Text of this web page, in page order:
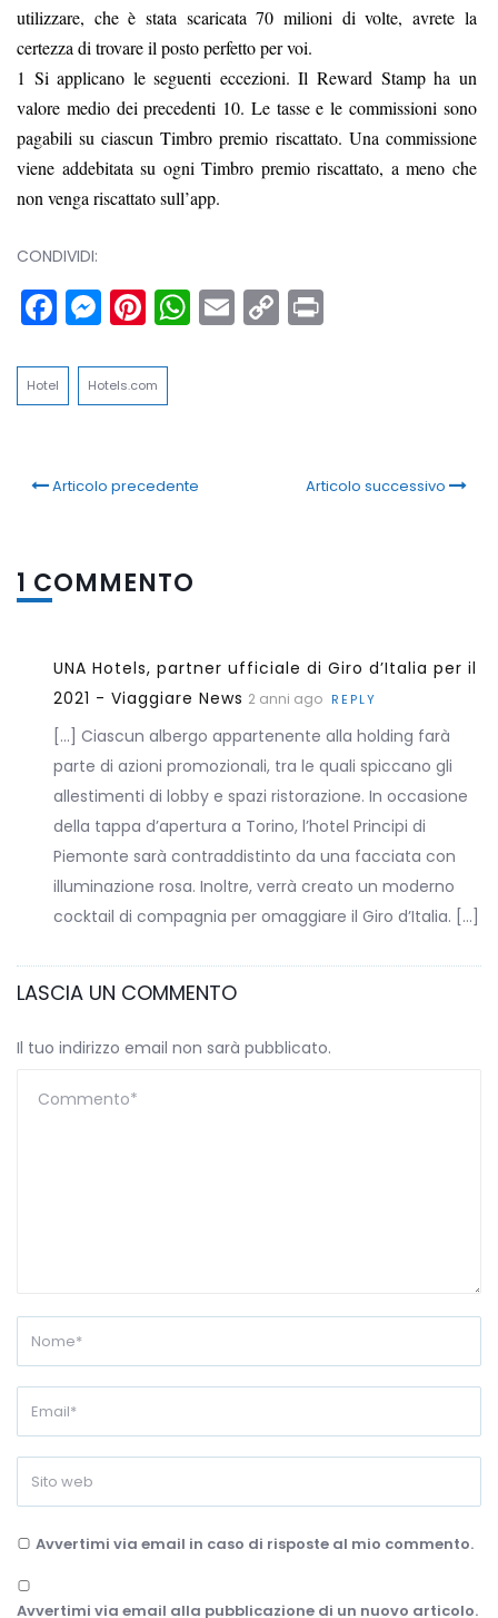
utilizzare, che è stata scaricata 70 milioni di volte, avrete la
certezza di trovare il posto perfetto per voi.
1 Si applicano le seguenti eccezioni. Il Reward Stamp ha un
valore medio dei precedenti 10. Le tasse e le commissioni sono
pagabili su ciascun Timbro premio riscattato. Una commissione
viene addebitata su ogni Timbro premio riscattato, a meno che
non venga riscattato sull’app.
CONDIVIDI:
Facebook
Messenger
Pinterest
WhatsApp
Email
Copy
Link
Hotel Hotels.com
Articolo precedente Articolo successivo
1 COMMENTO
UNA Hotels, partner ufficiale di Giro d’Italia per il
2021 - Viaggiare News 2 anni ago REPLY
[…] Ciascun albergo appartenente alla holding farà
parte di azioni promozionali, tra le quali spiccano gli
allestimenti di lobby e spazi ristorazione. In occasione
della tappa d’apertura a Torino, l’hotel Principi di
Piemonte sarà contraddistinto da una facciata con
illuminazione rosa. Inoltre, verrà creato un moderno
cocktail di compagnia per omaggiare il Giro d’Italia. […]
LASCIA UN COMMENTO
Il tuo indirizzo email non sarà pubblicato.
Avvertimi via email in caso di risposte al mio commento.
Avvertimi via email alla pubblicazione di un nuovo articolo.